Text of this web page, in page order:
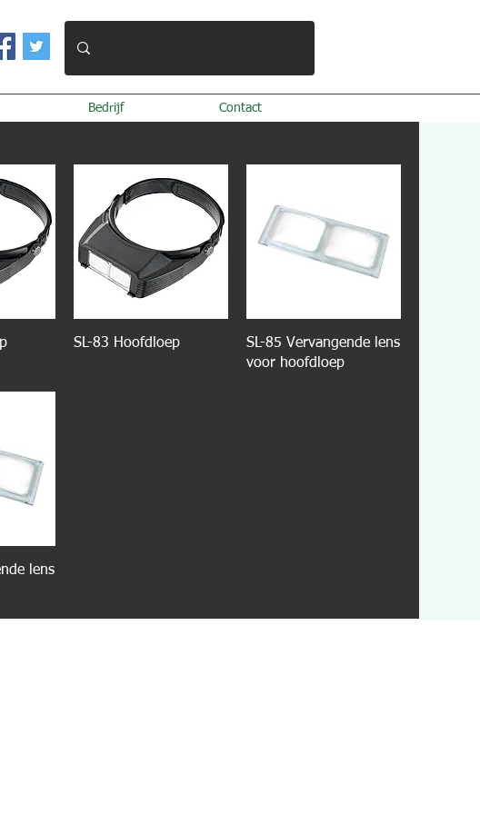
Bedrijf Contact
SL-83 Hoofdloep
SL-85 Vervangende lens
voor hoofdloep
lens